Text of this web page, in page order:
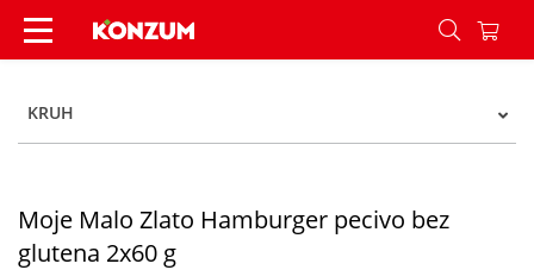
Moje Malo Zlato Hamburger pecivo bez glutena
KRUH
Moje Malo Zlato Hamburger pecivo bez
glutena 2x60 g